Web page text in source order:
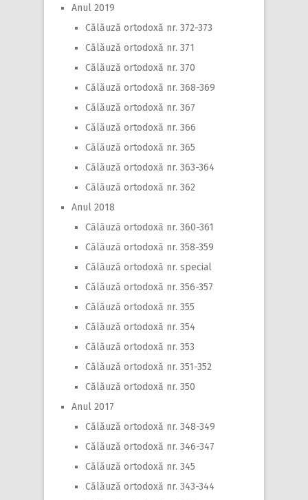
Anul 2019
Călăuză ortodoxă nr. 372-373
Călăuză ortodoxă nr. 371
Călăuză ortodoxă nr. 370
Călăuză ortodoxă nr. 368-369
Călăuză ortodoxă nr. 367
Călăuză ortodoxă nr. 366
Călăuză ortodoxă nr. 365
Călăuză ortodoxă nr. 363-364
Călăuză ortodoxă nr. 362
Anul 2018
Călăuză ortodoxă nr. 360-361
Călăuză ortodoxă nr. 358-359
Călăuză ortodoxă nr. special
Călăuză ortodoxă nr. 356-357
Călăuză ortodoxă nr. 355
Călăuză ortodoxă nr. 354
Călăuză ortodoxă nr. 353
Călăuză ortodoxă nr. 351-352
Călăuză ortodoxă nr. 350
Anul 2017
Călăuză ortodoxă nr. 348-349
Călăuză ortodoxă nr. 346-347
Călăuză ortodoxă nr. 345
Călăuză ortodoxă nr. 343-344